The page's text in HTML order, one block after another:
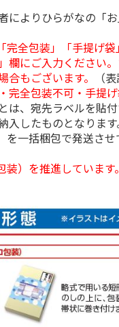
によりひらがなの「
完全包装」「手提げ
にご入力ください。
もございます。
（
完全包装不可・手提げ
は、宛先ラベルを貼
したものとなります
を一括梱包で発送させ
）を推進しています